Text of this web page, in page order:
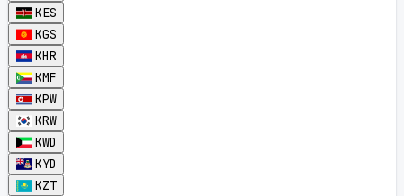
KES
KGS
KHR
KMF
KPW
KRW
KWD
KYD
KZT